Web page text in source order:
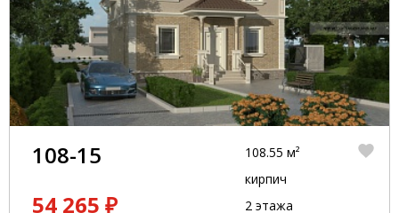
108-15
54 265 ₽
108.55 м²
кирпич
2 этажа